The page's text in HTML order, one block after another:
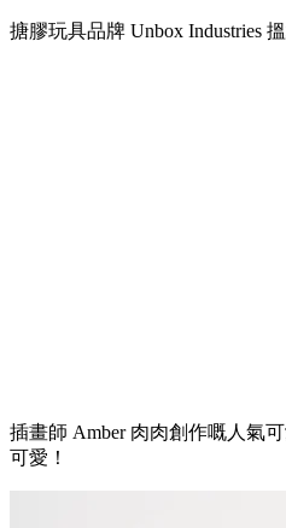
搪膠玩具品牌 Unbox Industries
插畫師 Amber 肉肉創作嘅人氣
可愛！